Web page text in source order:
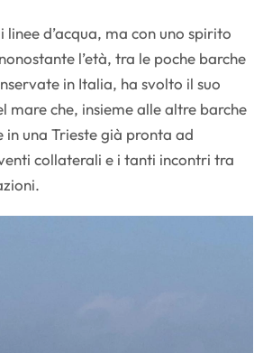
d’acqua, ma con uno spirito
l’età, tra le poche barche
in Italia, ha svolto il suo
mare che, insieme alle altre barche
una Trieste già pronta ad
collaterali e i tanti incontri tra